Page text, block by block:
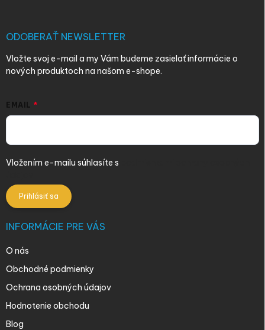
ODOBERAŤ NEWSLETTER
Vložte svoj e-mail a my Vám budeme zasielať informácie o
nových produktoch na našom e-shope.
EMAIL
Vložením e-mailu súhlasíte s
Prihlásiť sa
INFORMÁCIE PRE VÁS
O nás
Obchodné podmienky
Ochrana osobných údajov
Hodnotenie obchodu
Blog